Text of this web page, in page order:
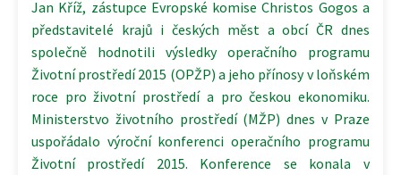
Jan Kříž, zástupce Evropské komise Christos Gogos a
představitelé krajů i českých měst a obcí ČR dnes
společně hodnotili výsledky operačního programu
Životní prostředí 2015 (OPŽP) a jeho přínosy v loňském
roce pro životní prostředí a pro českou ekonomiku.
Ministerstvo životního prostředí (MŽP) dnes v Praze
uspořádalo výroční konferenci operačního programu
Životní prostředí 2015. Konference se konala v